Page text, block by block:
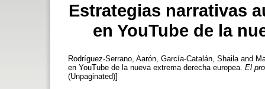
Estrategias narrativas
en YouTube de la
Rodríguez-Serrano, Aarón García-Catalán, Shaila and
en YouTube de la nueva extrema derecha europea. El
(Unpaginated)]